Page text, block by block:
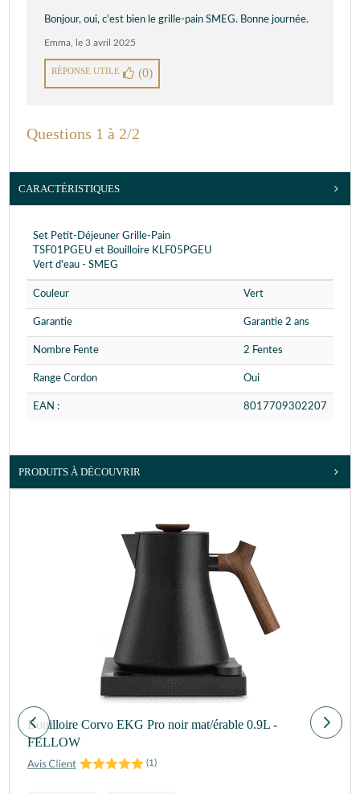
Bonjour, oui, c'est bien le grille-pain SMEG. Bonne journée.
Emma le 3 avril 2025
RÉPONSE UTILE (0)
Questions 1 à 2/2
CARACTÉRISTIQUES
Set Petit-Déjeuner Grille-Pain
TSF01PGEU et Bouilloire KLF05PGEU
Vert d'eau - SMEG
Couleur Vert
Garantie Garantie 2 ans
Nombre Fente 2 Fentes
Range Cordon Oui
EAN : 8017709302207
PRODUITS À DÉCOUVRIR
Bouilloire Corvo EKG Pro noir mat/érable 0.9L -
FELLOW
(1)